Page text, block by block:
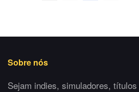
Sobre nós
Sejam indies, simuladores,